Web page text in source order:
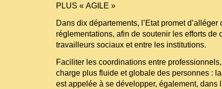
PLUS « AGILE »
Dans dix départements, l’Etat promet d’alléger
réglementations, afin de soutenir les efforts de
travailleurs sociaux et entre les institutions.
Faciliter les coordinations entre
charge plus fluide et globale des personnes :
est appelée à se développer, également, dans